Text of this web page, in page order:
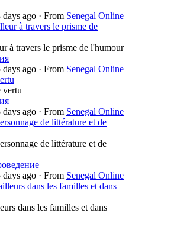
days ago · From Senegal Online
à travers le prisme de
à travers le prisme de l'humour
days ago · From Senegal Online
vertu
days ago · From Senegal Online
de littérature et de
de littérature et de
days ago · From Senegal Online
dans les familles et dans
dans les familles et dans